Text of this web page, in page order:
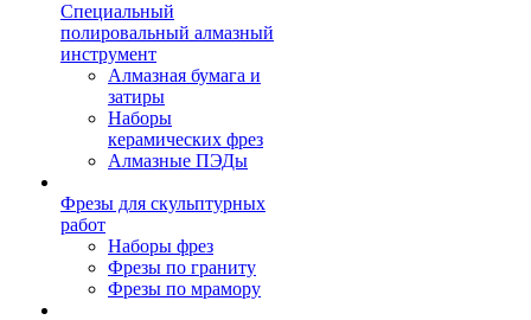
Специальный
полировальный алмазный
инструмент
Алмазная бумага и
затиры
Наборы
керамических фрез
Алмазные ПЭДы
Фрезы для скульптурных
работ
Наборы фрез
Фрезы по граниту
Фрезы по мрамору